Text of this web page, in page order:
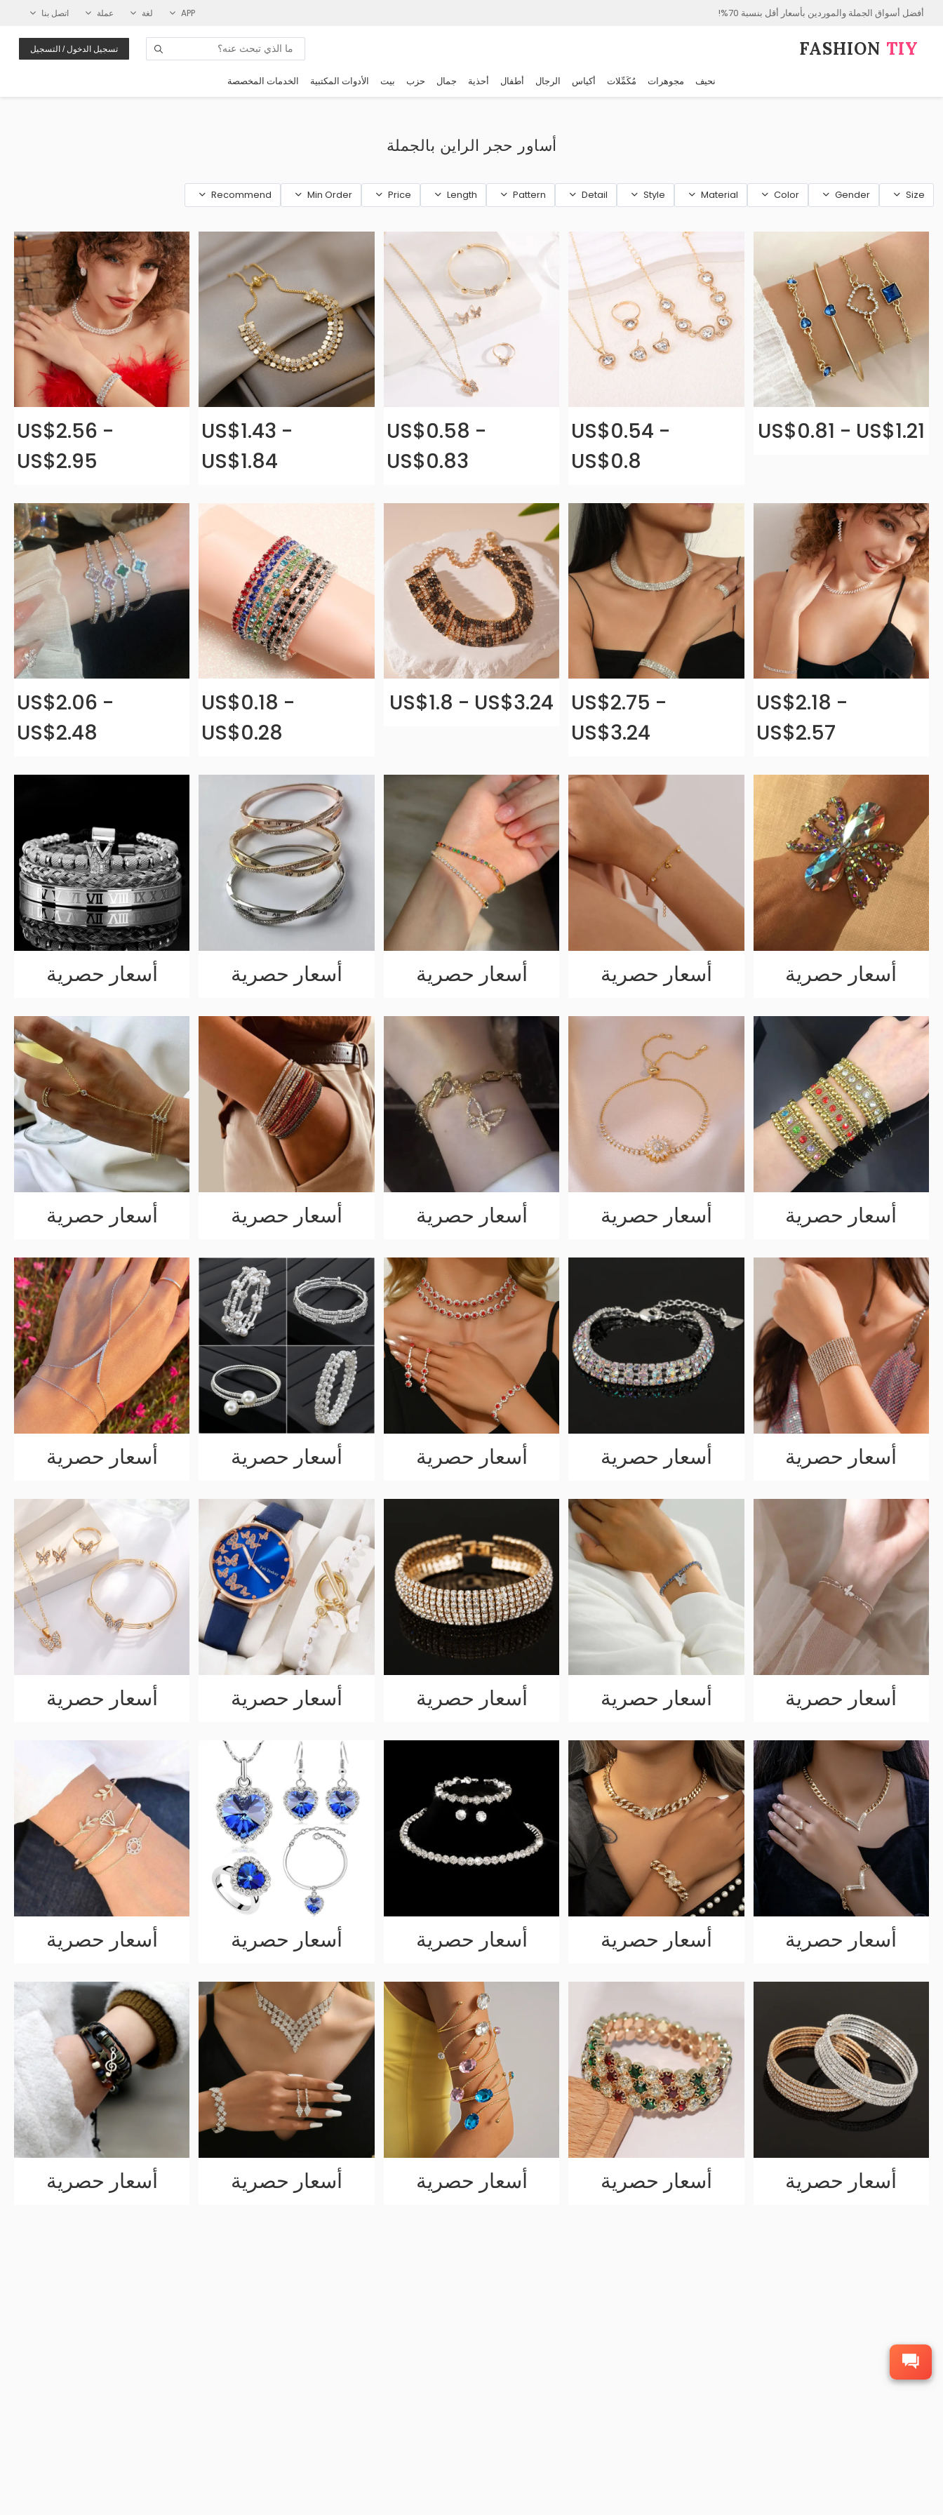
أفضل أسواق الجملة والموردين بأسعار أقل بنسبة 70%! APP لغة عملة اتصل بنا
FASHION⁠ TIY تسجيل الدخول / التسجيل
نحيف مجوهرات مُكَمِّلات أكياس الرجال أطفال أحذية جمال حزب بيت الأدوات المكتبية الخدمات المخصصة
أساور حجر الراين بالجملة
Size
Gender
Color
Material
Style
Detail
Pattern
Length
Price
Min Order
Recommend
US$0.81 - US$1.21
US$0.54 -
US$0.8
US$0.58 -
US$0.83
US$1.43 -
US$1.84
US$2.56 -
US$2.95
US$2.18 -
US$2.57
US$2.75 -
US$3.24
US$1.8 - US$3.24
US$0.18 -
US$0.28
US$2.06 -
US$2.48
أسعار حصرية أسعار حصرية أسعار حصرية أسعار حصرية أسعار حصرية
أسعار حصرية أسعار حصرية أسعار حصرية أسعار حصرية أسعار حصرية
أسعار حصرية أسعار حصرية أسعار حصرية أسعار حصرية أسعار حصرية
أسعار حصرية أسعار حصرية أسعار حصرية أسعار حصرية أسعار حصرية
أسعار حصرية أسعار حصرية أسعار حصرية أسعار حصرية أسعار حصرية
أسعار حصرية أسعار حصرية أسعار حصرية أسعار حصرية أسعار حصرية